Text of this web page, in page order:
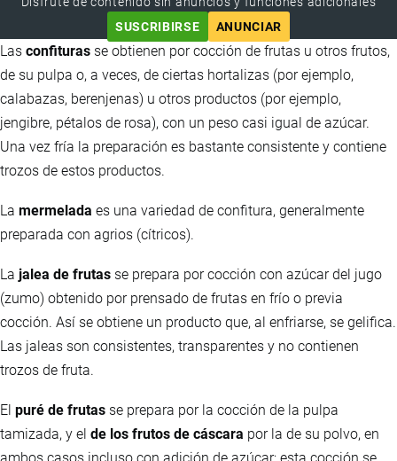
SUSCRIBIRSE
ANUNCIAR
Las confituras se obtienen por cocción de frutas u otros frutos,
de su pulpa o, a veces, de ciertas hortalizas (por ejemplo,
calabazas, berenjenas) u otros productos (por ejemplo,
jengibre, pétalos de rosa), con un peso casi igual de azúcar.
Una vez fría la preparación es bastante consistente y contiene
trozos de estos productos.
La mermelada es una variedad de confitura, generalmente
preparada con agrios (cítricos).
La jalea de frutas se prepara por cocción con azúcar del jugo
(zumo) obtenido por prensado de frutas en frío o previa
cocción. Así se obtiene un producto que, al enfriarse, se gelifica.
Las jaleas son consistentes, transparentes y no contienen
trozos de fruta.
El puré de frutas se prepara por la cocción de la pulpa
tamizada, y el de los frutos de cáscara por la de su polvo, en